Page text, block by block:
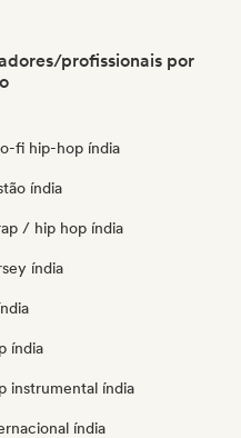
profissionais por
fi hip-hop índia
índia
/ hip hop índia
índia
índia
instrumental índia
índia